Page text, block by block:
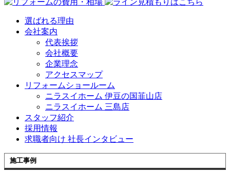
選ばれる理由
会社案内
代表挨拶
会社概要
企業理念
アクセスマップ
リフォームショールーム
ニラスイホーム 伊豆の国韮山店
ニラスイホーム 三島店
スタッフ紹介
採用情報
求職者向け 社長インタビュー
施工事例